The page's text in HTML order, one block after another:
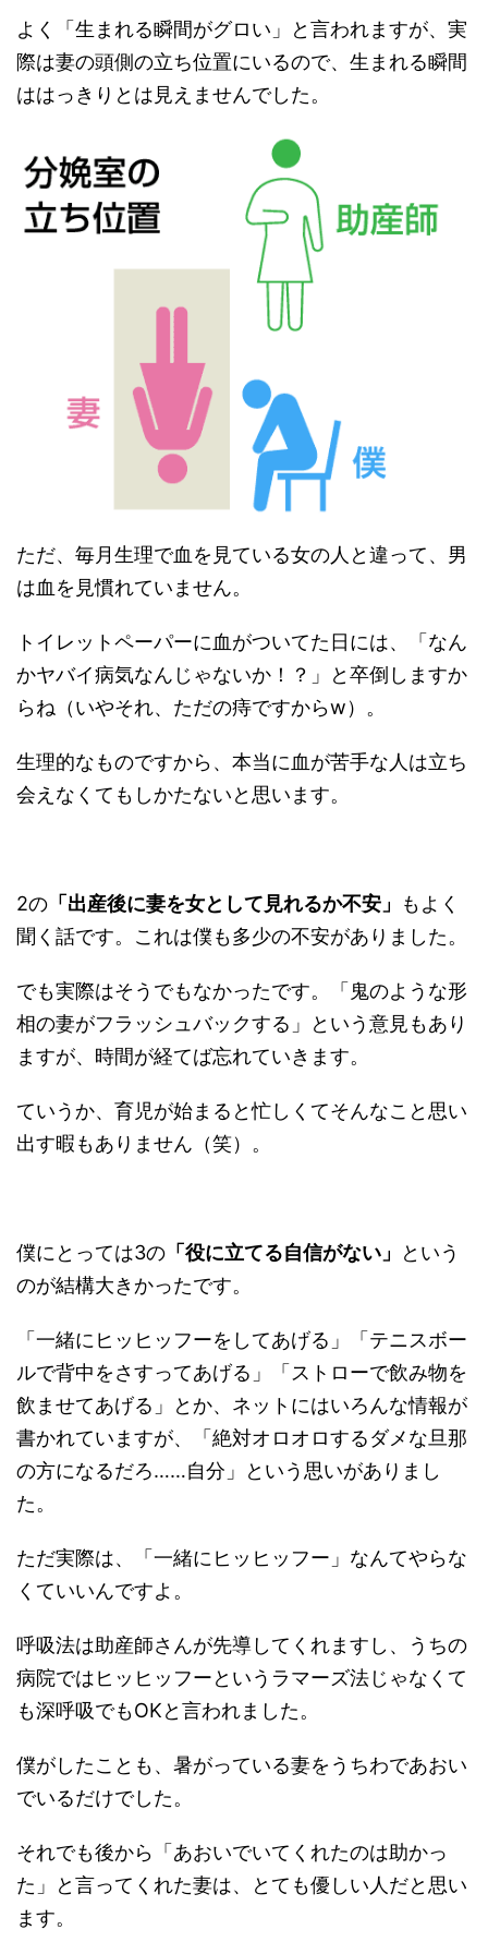
よく「生まれる瞬間がグロい」と言われますが、実
際は妻の頭側の立ち位置にいるので、生まれる瞬間
ははっきりとは見えませんでした。
ただ、毎月生理で血を見ている女の人と違って、男
は血を見慣れていません。
トイレットペーパーに血がついてた日には、「なん
かヤバイ病気なんじゃないか！？」と卒倒しますか
らね（いやそれ、ただの痔ですからw）。
生理的なものですから、本当に血が苦手な人は立ち
会えなくてもしかたないと思います。
2の 「出産後に妻を女として見れるか不安」
もよく
聞く話です。これは僕も多少の不安がありました。
でも実際はそうでもなかったです。「鬼のような形
相の妻がフラッシュバックする」という意見もあり
ますが、時間が経てば忘れていきます。
ていうか、育児が始まると忙しくてそんなこと思い
出す暇もありません（笑）。
僕にとっては3の 「役に立てる自信がない」
という
のが結構大きかったです。
「一緒にヒッヒッフーをしてあげる」「テニスボー
ルで背中をさすってあげる」「ストローで飲み物を
飲ませてあげる」とか、ネットにはいろんな情報が
書かれていますが、「絶対オロオロするダメな旦那
の方になるだろ……自分」という思いがありまし
た。
ただ実際は、「一緒にヒッヒッフー」なんてやらな
くていいんですよ。
呼吸法は助産師さんが先導してくれますし、うちの
病院ではヒッヒッフーというラマーズ法じゃなくて
も深呼吸でもOKと言われました。
僕がしたことも、暑がっている妻をうちわであおい
でいるだけでした。
それでも後から「あおいでいてくれたのは助かっ
た」と言ってくれた妻は、とても優しい人だと思い
ます。